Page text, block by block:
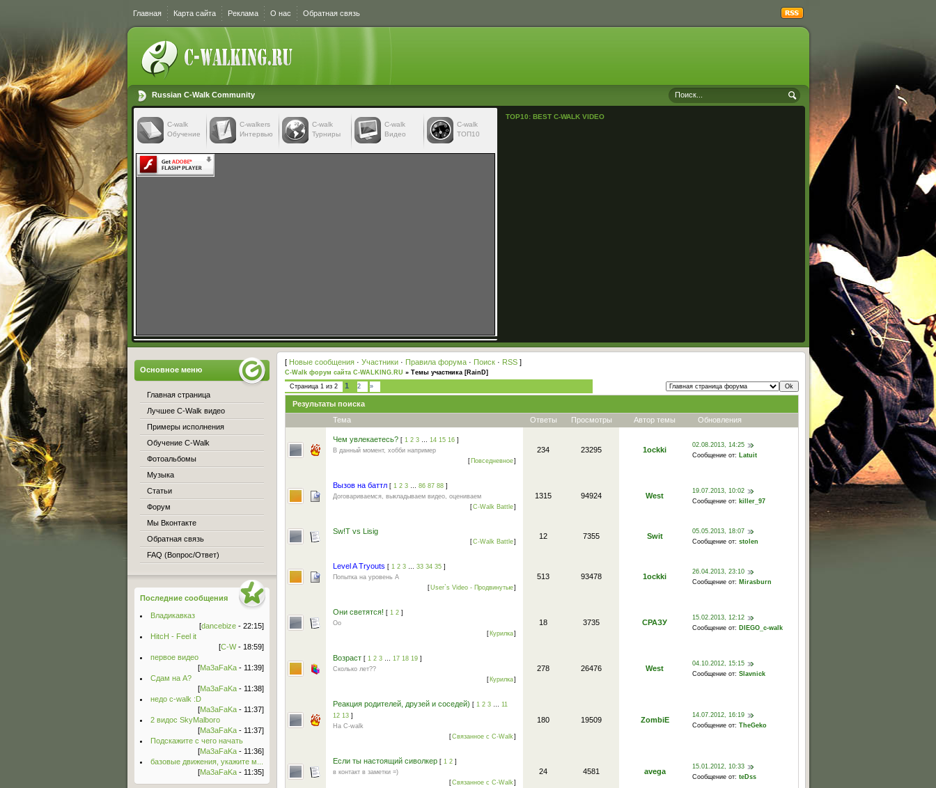
Главная Карта сайта Реклама О нас Обратная связь
Russian C-Walk Community
C-walk
Обучение
C-walkers
Интервью
С-walk
Турниры
С-walk
Видео
C-walk
ТОП10
TOP10: BEST C-WALK VIDEO
[ Новые сообщения· Участники· Правила форума· Поиск· RSS]
C-Walk форум сайта C-WALKING.RU » Темы участника [RainD]
Страница 1из 2 1 2 »
Результаты поиска
Тема
Ответы Просмотры Автор темы Обновления
Чем увлекаетесь? [ 1 2 3… 14 15 16]
В данный момент, хобби например
[ Повседневное]
234 23295 1ockki
02.08.2013, 14:25
Сообщение от: Latuit
Вызов на баттл [ 1 2 3… 86 87 88]
Договариваемся, выкладываем видео, оцениваем
[C-Walk Battle]
1315 94924 West
19.07.2013, 10:02
Сообщение от: killer_97
Sw!T vs Lisig
[C-Walk Battle]
12 7355 Swit
05.05.2013, 18:07
Сообщение от: stolen
Level A Tryouts [ 1 2 3… 33 34 35]
Попытка на уровень А
[User`s Video - Продвинутые]
513 93478 1ockki
26.04.2013, 23:10
Сообщение от: Mirasburn
Они светятся! [ 1 2]
Оо
[ Курилка]
18 3735 СРАЗУ
15.02.2013, 12:12
Сообщение от: DIEGO_c-walk
Возраст [ 1 2 3… 17 18 19]
Сколько лет??
[ Курилка]
278 26476 West
04.10.2012, 15:15
Сообщение от: Slavnick
Реакция родителей, друзей и соседей) [ 1 2 3… 11
12 13]
На C-walk
[Связанное с C-Walk]
180 19509 ZombiE
14.07.2012, 16:19
Сообщение от: TheGeko
Если ты настоящий сиволкер [ 1 2]
в контакт в заметки =)
[Связанное с C-Walk]
24 4581 avega
15.01.2012, 10:33
Сообщение от: teDss
Основное меню
Главная страница
Лучшее C-Walk видео
Примеры исполнения
Обучение C-Walk
Фотоальбомы
Музыка
Статьи
Форум
Мы Вконтакте
Обратная связь
FAQ (Вопрос/Ответ)
Последние сообщения
Владикавказ
[dancebize- 22:15]
HitcH - Feel it
[C-W- 18:59]
первое видео
[Ma3aFaKa- 11:39]
Сдам на А?
[Ma3aFaKa- 11:38]
недо c-walk :D
[Ma3aFaKa- 11:37]
2 видос SkyMalboro
[Ma3aFaKa- 11:37]
Подскажите с чего начать
[Ma3aFaKa- 11:36]
базовые движения, укажите м...
[Ma3aFaKa- 11:35]